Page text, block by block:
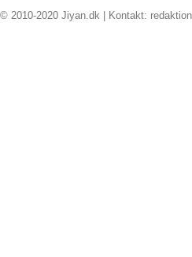
© 2010-2020 Jiyan.dk | Kontakt: